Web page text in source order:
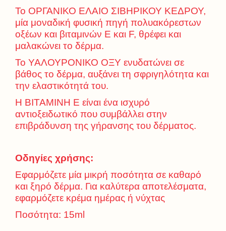
Το ΟΡΓΑΝΙΚΟ ΕΛΑΙΟ ΣΙΒΗΡΙΚΟΥ ΚΕΔΡΟΥ,
μία μοναδική φυσική πηγή πολυακόρεστων
οξέων και βιταμινών Ε και F, θρέφει και
μαλακώνει το δέρμα.
Το ΥΑΛΟΥΡΟΝΙΚΟ ΟΞΥ ενυδατώνει σε
βάθος το δέρμα, αυξάνει τη σφριγηλότητα και
την ελαστικότητά του.
Η ΒΙΤΑΜΙΝΗ Ε είναι ένα ισχυρό
αντιοξειδωτικό που συμβάλλει στην
επιβράδυνση της γήρανσης του δέρματος.
Οδηγίες χρήσης:
Εφαρμόζετε μία μικρή ποσότητα σε καθαρό
και ξηρό δέρμα. Για καλύτερα αποτελέσματα,
εφαρμόζετε κρέμα ημέρας ή νύχτας
Ποσότητα: 15ml